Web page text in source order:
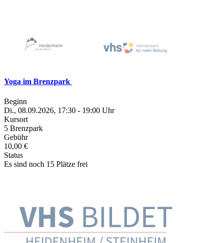
Yoga im Brenzpark
Beginn
Di., 08.09.2026, 17:30 - 19:00 Uhr
Kursort
5 Brenzpark
Gebühr
10,00 €
Status
Es sind noch 15 Plätze frei